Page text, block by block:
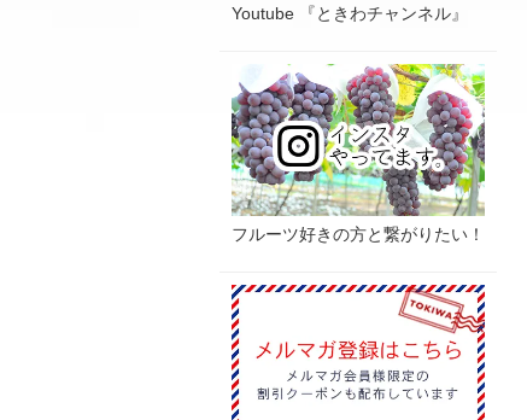
Youtube 『ときわチャンネル』
フルーツ好きの方と繋がりたい！